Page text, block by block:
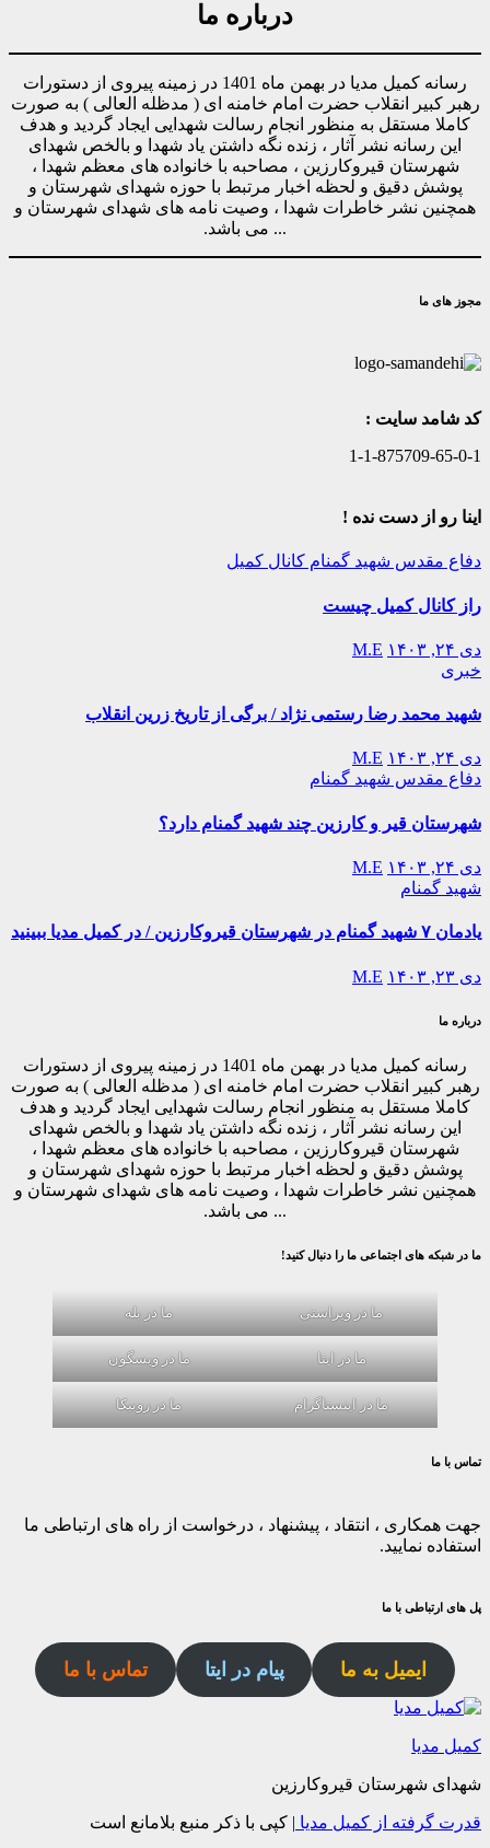
درباره ما
رسانه کمیل مدیا در بهمن ماه 1401 در زمینه پیروی از دستورات
رهبر کبیر انقلاب حضرت امام خامنه ای ( مدظله العالی ) به صورت
کاملا مستقل به منظور انجام رسالت شهدایی ایجاد گردید و هدف
این رسانه نشر آثار ، زنده نگه داشتن یاد شهدا و بالخص شهدای
شهرستان قیروکارزین ، مصاحبه با خانواده های معظم شهدا ،
پوشش دقیق و لحظه اخبار مرتبط با حوزه شهدای شهرستان و
همچنین نشر خاطرات شهدا ، وصیت نامه های شهدای شهرستان و
... می باشد.
مجوز های ما
کد شامد سایت :
1-1-875709-65-0-1
اینا رو از دست نده !
دفاع مقدس شهید گمنام کانال کمیل
راز کانال کمیل چیست
دی ۲۴, ۱۴۰۳
M.E
خبری
شهید محمد رضا رستمی نژاد / برگی از تاریخ زرین انقلاب
دی ۲۴, ۱۴۰۳
M.E
دفاع مقدس شهید گمنام
شهرستان قیر و کارزین چند شهید گمنام دارد؟
دی ۲۴, ۱۴۰۳
M.E
شهید گمنام
یادمان ۷ شهید گمنام در شهرستان قیروکارزین / در کمیل مدیا ببینید
دی ۲۳, ۱۴۰۳ M.E
درباره ما
رسانه کمیل مدیا در بهمن ماه 1401 در زمینه پیروی از دستورات
رهبر کبیر انقلاب حضرت امام خامنه ای ( مدظله العالی ) به صورت
کاملا مستقل به منظور انجام رسالت شهدایی ایجاد گردید و هدف
این رسانه نشر آثار ، زنده نگه داشتن یاد شهدا و بالخص شهدای
شهرستان قیروکارزین ، مصاحبه با خانواده های معظم شهدا ،
پوشش دقیق و لحظه اخبار مرتبط با حوزه شهدای شهرستان و
همچنین نشر خاطرات شهدا ، وصیت نامه های شهدای شهرستان و
... می باشد.
ما در شبکه های اجتماعی ما را دنبال کنید!
ما در ویراستی ما در بله
ما در ایتا ما در ویسگون
ما در اینستاگرام ما در روبیکا
تماس با ما
جهت همکاری ، انتقاد ، پیشنهاد ، درخواست از راه های ارتباطی ما
استفاده نمایید.
پل های ارتباطی با ما
ایمیل به ما پیام در ایتا تماس با ما
کمیل مدیا
شهدای شهرستان قیروکارزین
قدرت گرفته از کمیل مدیا | کپی با ذکر منبع بلامانع است